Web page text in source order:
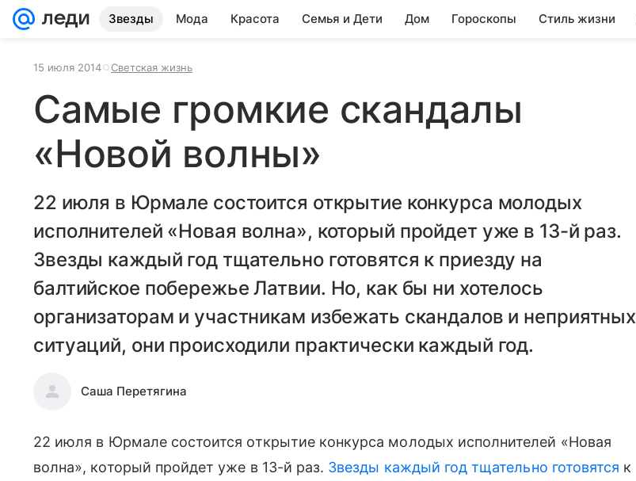
Звезды Мода Красота Семья и Дети Дом Гороскопы Стиль жизни
15 июля 2014 Светская жизнь
Самые громкие скандалы
«Новой волны»
22 июля в Юрмале состоится открытие конкурса молодых
исполнителей «Новая волна», который пройдет уже в 13-й раз.
Звезды каждый год тщательно готовятся к приезду на
балтийское побережье Латвии. Но, как бы ни хотелось
организаторам и участникам избежать скандалов и неприятных
ситуаций, они происходили практически каждый год.
Саша Перетягина
22 июля в Юрмале состоится открытие конкурса молодых исполнителей «Новая
волна», который пройдет уже в 13-й раз. Звезды каждый год тщательно готовятся к